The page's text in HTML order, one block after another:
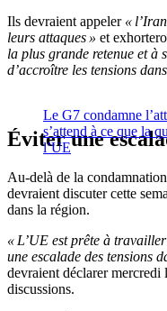
Ils devraient appeler «
leurs attaques » et
la plus grande retenue et à
d’accroître les tensions
Le G7 condamne
s’attend à ce que la
l’UE
Éviter une
Au-delà de la
devraient discuter cette
dans la région.
« L’UE est prête à
une escalade des tensions
devraient déclarer mercredi
discussions.